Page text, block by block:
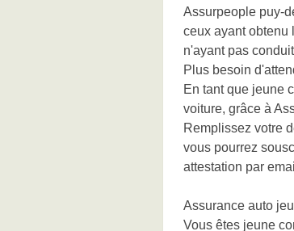
Assurpeople puy-
ceux ayant obtenu
n'ayant pas
Plus besoin
En tant que jeune
voiture, grâce à
Remplissez votre
vous pourrez
attestation par
Assurance auto
Vous êtes jeune